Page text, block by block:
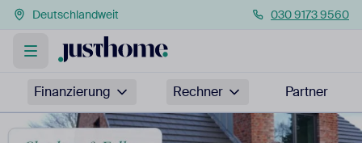
Deutschlandweit 030 9173 9560
Finanzierung Rechner Partner